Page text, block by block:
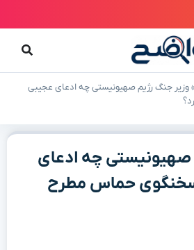
»وزیر جنگ رژیم صهیونیستی چه ادعای عجیبی
صهیونیستی چه ادعای
سخنگوی حماس مطرح